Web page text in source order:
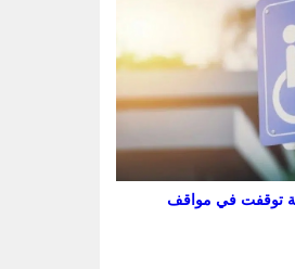
مخالفة توقفت في مواقف